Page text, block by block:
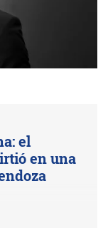
el
en una